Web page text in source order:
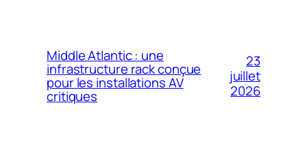
Middle Atlantic : une
infrastructure rack conçue
pour les installations AV
critiques
23
juillet
2026